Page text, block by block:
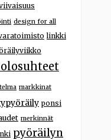
design for all
linkki
markkinat
ponsi
merkinnät
pyöräilyn